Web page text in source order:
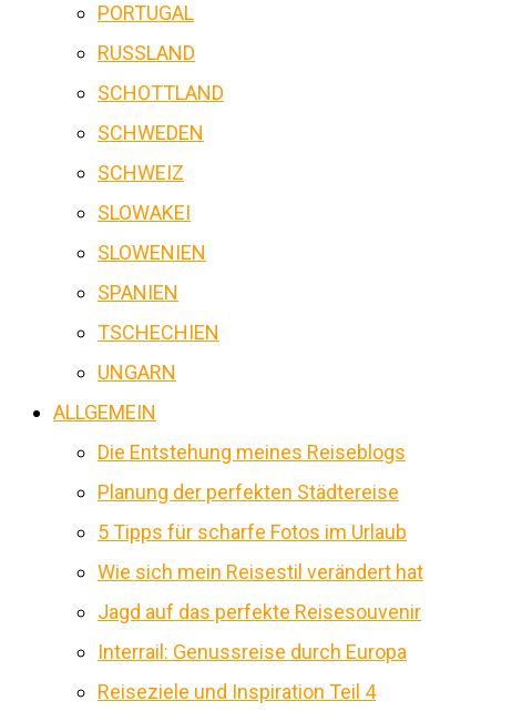
PORTUGAL
RUSSLAND
SCHOTTLAND
SCHWEDEN
SCHWEIZ
SLOWAKEI
SLOWENIEN
SPANIEN
TSCHECHIEN
UNGARN
ALLGEMEIN
Die Entstehung meines Reiseblogs
Planung der perfekten Städtereise
5 Tipps für scharfe Fotos im Urlaub
Wie sich mein Reisestil verändert hat
Jagd auf das perfekte Reisesouvenir
Interrail: Genussreise durch Europa
Reiseziele und Inspiration Teil 4